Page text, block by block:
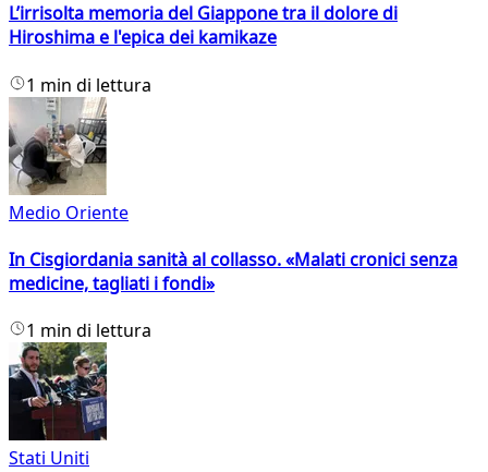
L’irrisolta memoria del Giappone tra il dolore di
Hiroshima e l'epica dei kamikaze
1 min di lettura
Medio Oriente
In Cisgiordania sanità al collasso. «Malati cronici senza
medicine, tagliati i fondi»
1 min di lettura
Stati Uniti